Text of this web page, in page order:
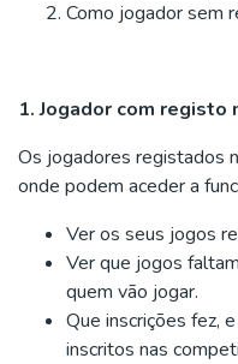
Como jogador sem
1. Jogador com registo
Os jogadores registados
onde podem aceder a
Ver os seus jogos
Ver que jogos
quem vão jogar.
Que inscrições fez,
inscritos nas